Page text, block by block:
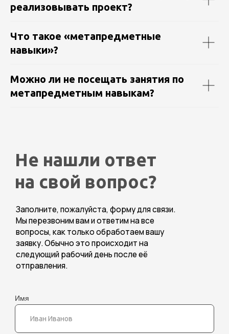
реализовывать проект?
Что такое «метапредметные
навыки»?
Можно ли не посещать занятия по
метапредметным навыкам?